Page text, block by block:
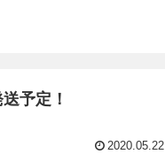
予定！
2020.05.22